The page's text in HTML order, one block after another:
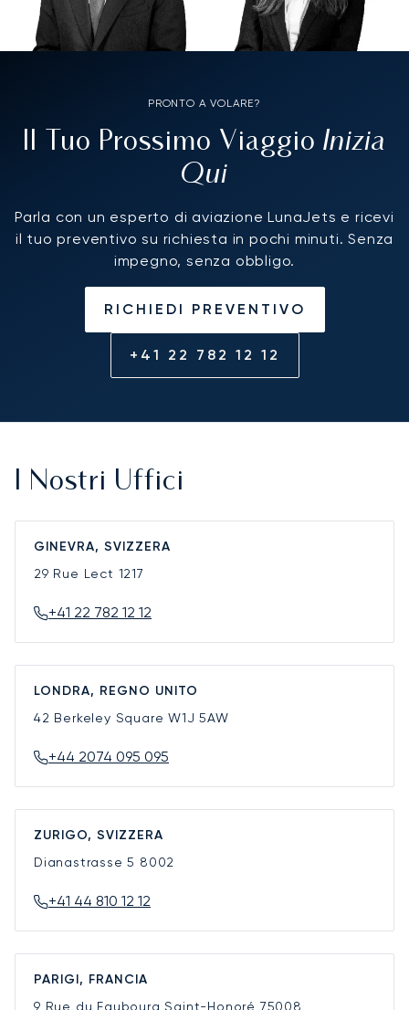
PRONTO A VOLARE?
Il Tuo Prossimo Viaggio Inizia
Qui
Parla con un esperto di aviazione LunaJets e ricevi
il tuo preventivo su richiesta in pochi minuti. Senza
impegno, senza obbligo.
RICHIEDI PREVENTIVO
+41 22 782 12 12
I Nostri Uffici
GINEVRA, SVIZZERA
29 Rue Lect 1217
+41 22 782 12 12
LONDRA, REGNO UNITO
42 Berkeley SquareW1J 5AW
+44 2074 095 095
ZURIGO, SVIZZERA
Dianastrasse 5 8002
+41 44 810 12 12
PARIGI, FRANCIA
9 Rue du Faubourg Saint-Honoré 75008